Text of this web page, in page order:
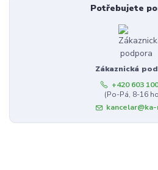
Potřebujete
Zákaznická
+420 603
(Po-Pá, 8-16
kancelar@ka-